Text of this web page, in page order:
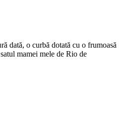
dată, o curbă dotată cu o frumoasă
mamei mele de Rio de